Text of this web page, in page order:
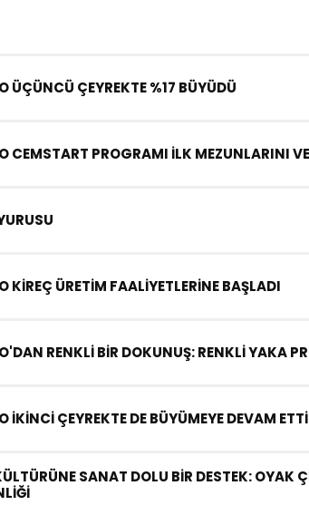
ÜÇÜNCÜ ÇEYREKTE %17 BÜYÜDÜ
CEMSTART PROGRAMI İLK MEZUNLARINI
KİREÇ ÜRETİM FAALİYETLERİNE BAŞLADI
RENKLİ BİR DOKUNUŞ: RENKLİ YAKA
İKİNCİ ÇEYREKTE DE BÜYÜMEYE DEVAM ETTİ
SANAT DOLU BİR DESTEK: OYAK